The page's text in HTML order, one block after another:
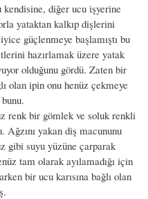
kendisine, diğer ucu işyerine
yataktan kalkıp dişlerini
güçlenmeye başlamıştı bu
hazırlamak üzere yatak
olduğunu gördü. Zaten bir
olan ipin onu henüz çekmeye
renk bir gömlek ve soluk renkli
Ağzını yakan diş macununu
gibi suyu yüzüne çarparak
tam olarak ayılamadığı için
bir ucu karısına bağlı olan